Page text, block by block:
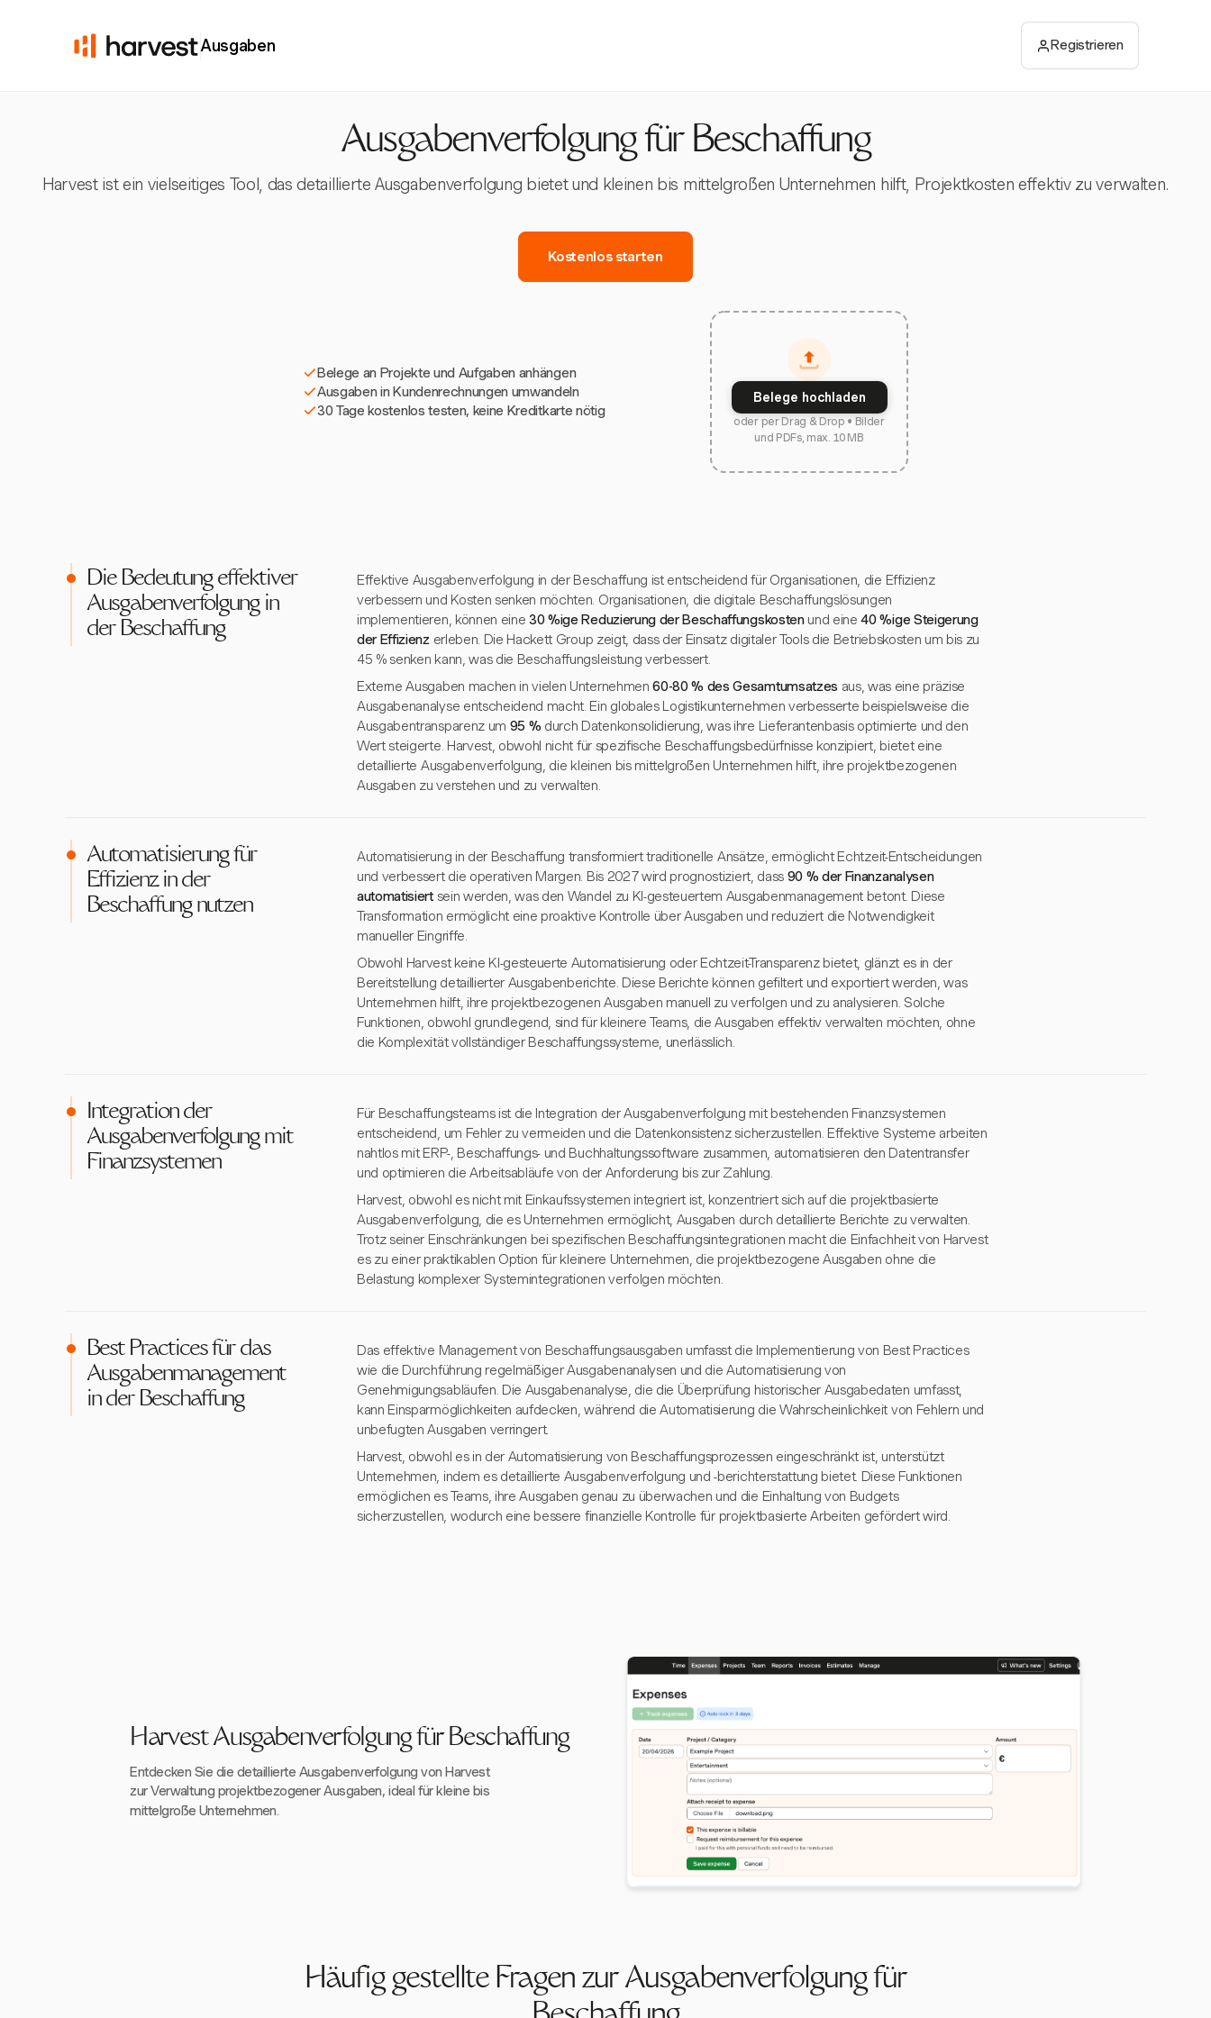
Ausgaben Registrieren
Ausgabenverfolgung für Beschaffung
Harvest ist ein vielseitiges Tool, das detaillierte Ausgabenverfolgung bietet und kleinen bis mittelgroßen Unternehmen hilft, Projektkosten effektiv zu verwalten.
Kostenlos starten
Belege an Projekte und Aufgaben anhängen
Ausgaben in Kundenrechnungen umwandeln
30 Tage kostenlos testen, keine Kreditkarte nötig
Belege hochladen
oder per Drag & Drop • Bilder
und PDFs, max. 10 MB
Die Bedeutung effektiver
Ausgabenverfolgung in
der Beschaffung
Effektive Ausgabenverfolgung in der Beschaffung ist entscheidend für Organisationen, die Effizienz
verbessern und Kosten senken möchten. Organisationen, die digitale Beschaffungslösungen
implementieren, können eine30 %ige Reduzierung der Beschaffungskostenund eine40 %ige Steigerung
der Effizienzerleben. Die Hackett Group zeigt, dass der Einsatz digitaler Tools die Betriebskosten um bis zu
45 % senken kann, was die Beschaffungsleistung verbessert.
Externe Ausgaben machen in vielen Unternehmen60-80 % des Gesamtumsatzes aus, was eine präzise
Ausgabenanalyse entscheidend macht. Ein globales Logistikunternehmen verbesserte beispielsweise die
Ausgabentransparenz um 95 % durch Datenkonsolidierung, was ihre Lieferantenbasis optimierte und den
Wert steigerte. Harvest, obwohl nicht für spezifische Beschaffungsbedürfnisse konzipiert, bietet eine
detaillierte Ausgabenverfolgung, die kleinen bis mittelgroßen Unternehmen hilft, ihre projektbezogenen
Ausgaben zu verstehen und zu verwalten.
Automatisierung für
Effizienz in der
Beschaffung nutzen
Automatisierung in der Beschaffung transformiert traditionelle Ansätze, ermöglicht Echtzeit-Entscheidungen
und verbessert die operativen Margen. Bis 2027 wird prognostiziert, dass 90 % der Finanzanalysen
automatisiertsein werden, was den Wandel zu KI-gesteuertem Ausgabenmanagement betont. Diese
Transformation ermöglicht eine proaktive Kontrolle über Ausgaben und reduziert die Notwendigkeit
manueller Eingriffe.
Obwohl Harvest keine KI-gesteuerte Automatisierung oder Echtzeit-Transparenz bietet, glänzt es in der
Bereitstellung detaillierter Ausgabenberichte. Diese Berichte können gefiltert und exportiert werden, was
Unternehmen hilft, ihre projektbezogenen Ausgaben manuell zu verfolgen und zu analysieren. Solche
Funktionen, obwohl grundlegend, sind für kleinere Teams, die Ausgaben effektiv verwalten möchten, ohne
die Komplexität vollständiger Beschaffungssysteme, unerlässlich.
Integration der
Ausgabenverfolgung mit
Finanzsystemen
Für Beschaffungsteams ist die Integration der Ausgabenverfolgung mit bestehenden Finanzsystemen
entscheidend, um Fehler zu vermeiden und die Datenkonsistenz sicherzustellen. Effektive Systeme arbeiten
nahtlos mit ERP-, Beschaffungs- und Buchhaltungssoftware zusammen, automatisieren den Datentransfer
und optimieren die Arbeitsabläufe von der Anforderung bis zur Zahlung.
Harvest, obwohl es nicht mit Einkaufssystemen integriert ist, konzentriert sich auf die projektbasierte
Ausgabenverfolgung, die es Unternehmen ermöglicht, Ausgaben durch detaillierte Berichte zu verwalten.
Trotz seiner Einschränkungen bei spezifischen Beschaffungsintegrationen macht die Einfachheit von Harvest
es zu einer praktikablen Option für kleinere Unternehmen, die projektbezogene Ausgaben ohne die
Belastung komplexer Systemintegrationen verfolgen möchten.
Best Practices für das
Ausgabenmanagement
in der Beschaffung
Das effektive Management von Beschaffungsausgaben umfasst die Implementierung von Best Practices
wie die Durchführung regelmäßiger Ausgabenanalysen und die Automatisierung von
Genehmigungsabläufen. Die Ausgabenanalyse, die die Überprüfung historischer Ausgabedaten umfasst,
kann Einsparmöglichkeiten aufdecken, während die Automatisierung die Wahrscheinlichkeit von Fehlern und
unbefugten Ausgaben verringert.
Harvest, obwohl es in der Automatisierung von Beschaffungsprozessen eingeschränkt ist, unterstützt
Unternehmen, indem es detaillierte Ausgabenverfolgung und -berichterstattung bietet. Diese Funktionen
ermöglichen es Teams, ihre Ausgaben genau zu überwachen und die Einhaltung von Budgets
sicherzustellen, wodurch eine bessere finanzielle Kontrolle für projektbasierte Arbeiten gefördert wird.
Harvest Ausgabenverfolgung für Beschaffung
Entdecken Sie die detaillierte Ausgabenverfolgung von Harvest
zur Verwaltung projektbezogener Ausgaben, ideal für kleine bis
mittelgroße Unternehmen.
Häufig gestellte Fragen zur Ausgabenverfolgung für